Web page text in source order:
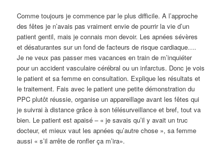
Comme toujours je commence par le plus difficile. A l’approche
des fêtes je n’avais pas vraiment envie de pourrir la vie d’un
patient gentil, mais je connais mon devoir. Les apnées sévères
et désaturantes sur un fond de facteurs de risque cardiaque….
Je ne veux pas passer mes vacances en train de m’inquiéter
pour un accident vasculaire cérébral ou un infarctus. Donc je vois
le patient et sa femme en consultation. Explique les résultats et
le traitement. Fais avec le patient une petite démonstration du
PPC plutôt réussie, organise un appareillage avant les fêtes qui
je suivrai à distance grâce à son télésurveillance et bref, tout va
bien. Le patient est apaisé – « je savais qu’il y avait un truc
docteur, et mieux vaut les apnées qu’autre chose », sa femme
aussi « s’il arrête de ronfler ça m’ira».